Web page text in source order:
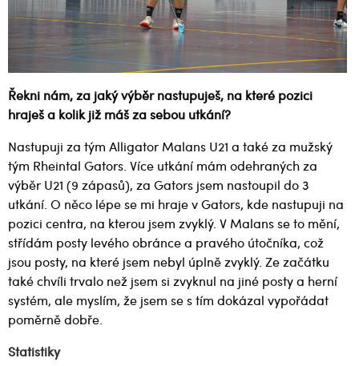
Řekni nám, za jaký výběr nastupuješ, na které pozici
hraješ a kolik již máš za sebou utkání?
Nastupuji za tým Alligator Malans U21 a také za mužský
tým Rheintal Gators. Více utkání mám odehraných za
výběr U21 (9 zápasů), za Gators jsem nastoupil do 3
utkání. O něco lépe se mi hraje v Gators, kde nastupuji na
pozici centra, na kterou jsem zvyklý. V Malans se to mění,
střídám posty levého obránce a pravého útočníka, což
jsou posty, na které jsem nebyl úplně zvyklý. Ze začátku
také chvíli trvalo než jsem si zvyknul na jiné posty a herní
systém, ale myslím, že jsem se s tím dokázal vypořádat
poměrně dobře.
Statistiky